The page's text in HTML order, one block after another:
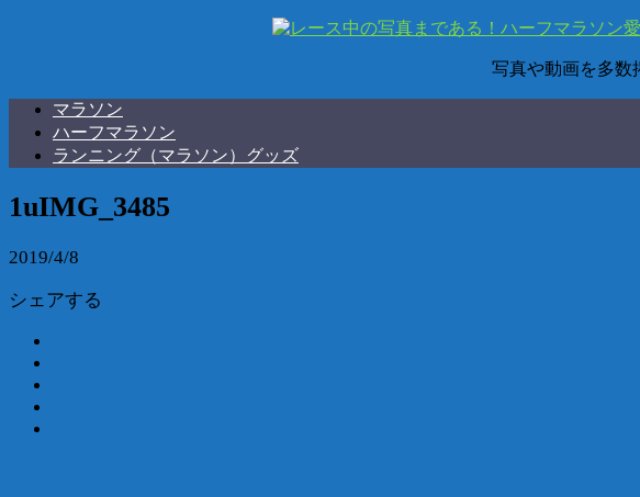
写真や動画を多数
マラソン
ハーフマラソン
ランニング（マラソン）グッズ
1uIMG_3485
2019/4/8
シェアする